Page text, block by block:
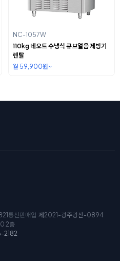
NC-1057W
110kg 네오트 수냉식 큐브얼음 제빙기
렌탈
월 59,900원~
통신판매업 제2021-광주광산-0894
2층
2182